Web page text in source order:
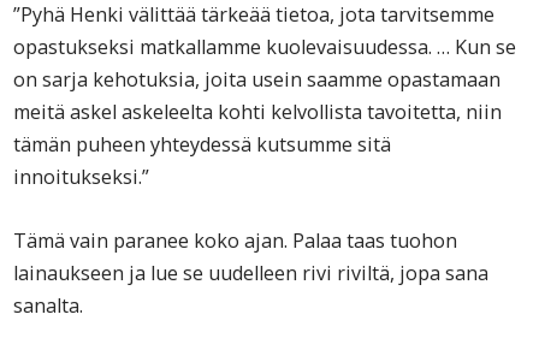
”Pyhä Henki välittää tärkeää tietoa, jota tarvitsemme
opastukseksi matkallamme kuolevaisuudessa. … Kun se
on sarja kehotuksia, joita usein saamme opastamaan
meitä askel askeleelta kohti kelvollista tavoitetta, niin
tämän puheen yhteydessä kutsumme sitä
innoitukseksi.”
Tämä vain paranee koko ajan. Palaa taas tuohon
lainaukseen ja lue se uudelleen rivi riviltä, jopa sana
sanalta.